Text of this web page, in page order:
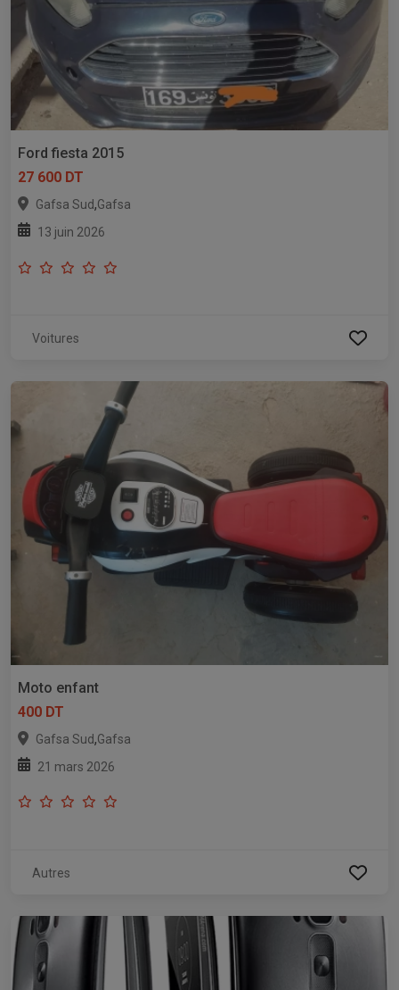
Ford fiesta 2015
27 600 DT
Gafsa Sud,Gafsa
13 juin 2026
Voitures
Moto enfant
400 DT
Gafsa Sud,Gafsa
21 mars 2026
Autres